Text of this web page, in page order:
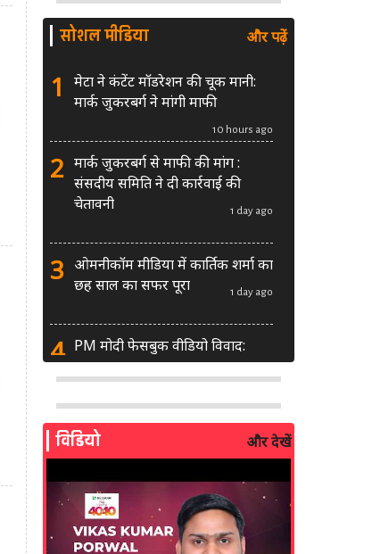
सोशल मीडिया और पढ़ें
1
मेटा ने कंटेंट मॉडरेशन की चूक मानी:
मार्क जुकरबर्ग ने मांगी माफी
10 hours ago
2 मार्क जुकरबर्ग से माफी की मांग :
संसदीय समिति ने दी कार्रवाई की
चेतावनी
1 day ago
3 ओमनीकॉम मीडिया में कार्तिक शर्मा का
छह साल का सफर पूरा
1 day ago
4 PM मोदी फेसबुक वीडियो विवाद:
MeitY से मिलेगी मेटा की ग्लोबल टीम
5 AI से बने फर्जी पोस्ट पर LinkedIn
की सख्ती: लॉन्च किए नए मॉडरेशन
6
सरकार दे रही बड़ा मौका: शॉर्ट वीडियो
बनाने वाले क्रिएटर्स जीत सकते हैं ₹5
विडियो और देखें